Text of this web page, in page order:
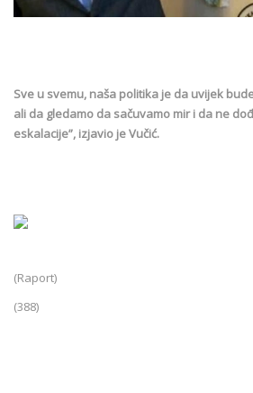
Sve u svemu, naša politika je da uvijek
ali da gledamo da sačuvamo mir i da ne
eskalacije”, izjavio je Vučić.
(Raport)
(388)